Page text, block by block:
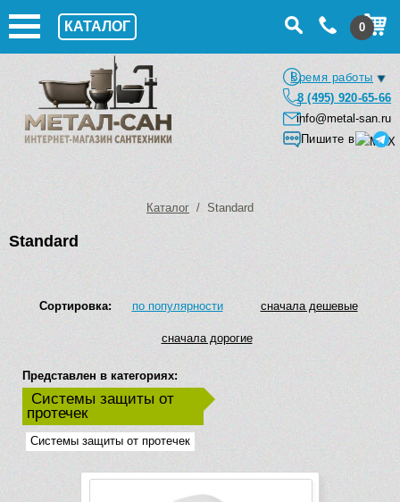
КАТАЛОГ 0
Время работы
8 (495) 920-65-66
info@metal-san.ru
Пишите в
Каталог / Standard
Standard
Сортировка: по популярности сначала дешевые
сначала дорогие
Представлен в категориях:
Системы защиты от
протечек
Системы защиты от протечек